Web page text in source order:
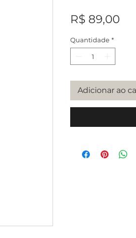
R$ 89,00
Quantidade *
Adicionar ao